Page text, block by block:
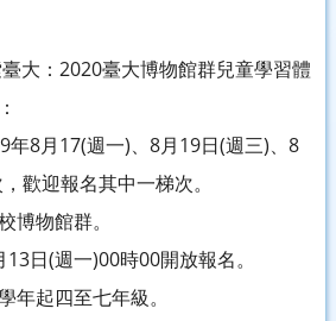
大：2020臺大博物館群兒童學習體
年8月17(週一)、8月19日(週三)、8
歡迎報名其中一梯次。
博物館群。
13日(週一)00時00開放報名。
年起四至七年級。